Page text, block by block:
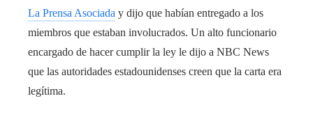
La Prensa Asociada y dijo que habían entregado a los
miembros que estaban involucrados. Un alto funcionario
encargado de hacer cumplir la ley le dijo a NBC News
que las autoridades estadounidenses creen que la carta era
legítima.